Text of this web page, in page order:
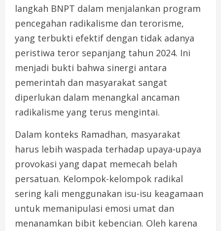
langkah BNPT dalam menjalankan program
pencegahan radikalisme dan terorisme,
yang terbukti efektif dengan tidak adanya
peristiwa teror sepanjang tahun 2024. Ini
menjadi bukti bahwa sinergi antara
pemerintah dan masyarakat sangat
diperlukan dalam menangkal ancaman
radikalisme yang terus mengintai.
Dalam konteks Ramadhan, masyarakat
harus lebih waspada terhadap upaya-upaya
provokasi yang dapat memecah belah
persatuan. Kelompok-kelompok radikal
sering kali menggunakan isu-isu keagamaan
untuk memanipulasi emosi umat dan
menanamkan bibit kebencian. Oleh karena